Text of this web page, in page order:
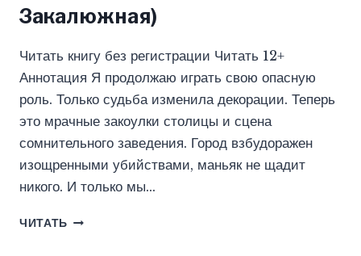
Закалюжная)
Читать книгу без регистрации Читать 12+
Аннотация Я продолжаю играть свою опасную
роль. Только судьба изменила декорации. Теперь
это мрачные закоулки столицы и сцена
сомнительного заведения. Город взбудоражен
изощренными убийствами, маньяк не щадит
никого. И только мы…
ЧИТАТЬ ТАЙНА